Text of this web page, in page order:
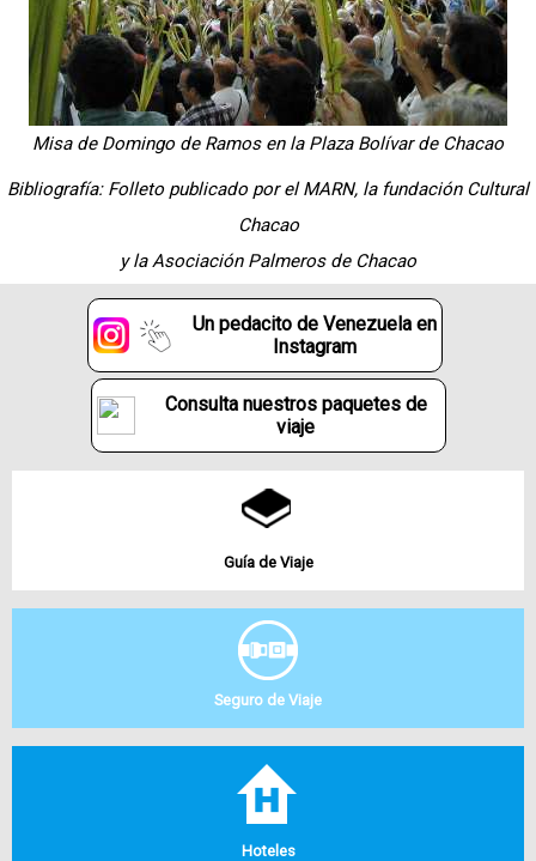
Misa de Domingo de Ramos en la Plaza Bolívar de Chacao
Bibliografía: Folleto publicado por el MARN, la fundación Cultural
Chacao
y la Asociación Palmeros de Chacao
Un pedacito de Venezuela en
Instagram
Consulta nuestros paquetes de
viaje
Guía de Viaje
Seguro de Viaje
Hoteles